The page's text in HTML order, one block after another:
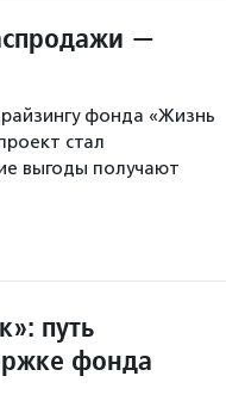
—
фонда «Жизнь
стал
выгоды получают
путь
фонда